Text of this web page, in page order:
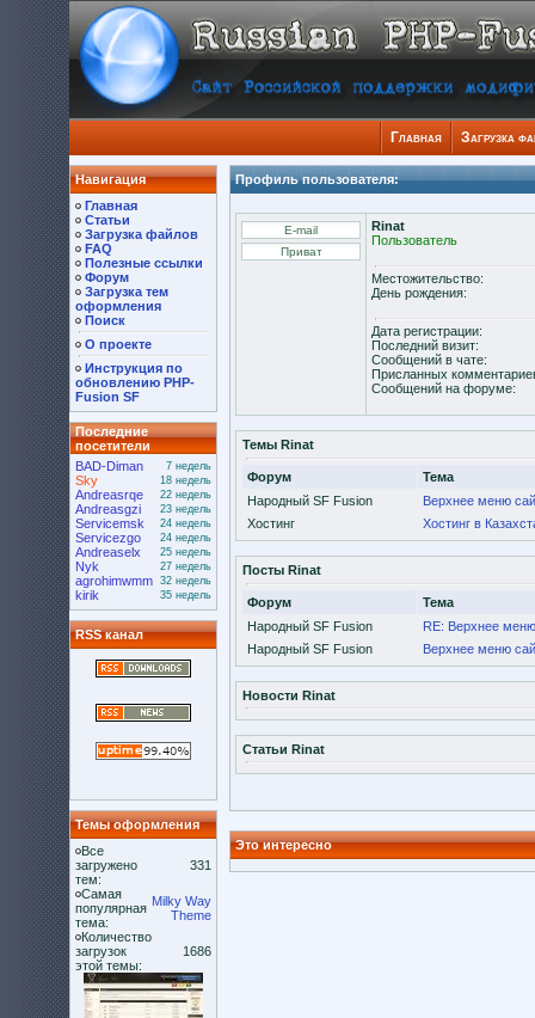
Главная Загрузка
Навигация
Главная
Статьи
Загрузка файлов
FAQ
Полезные ссылки
Форум
Загрузка тем
оформления
Поиск
О проекте
Инструкция по
обновлению PHP-
Fusion SF
Последние
посетители
BAD-Diman
7 недель
Sky 18 недель
Andreasrqe 22 недель
Andreasgzi 23 недель
Servicemsk 24 недель
Servicezgo 24 недель
Andreaselx 25 недель
Nyk 27 недель
agrohimwmm 32 недель
kirik 35 недель
RSS канал
Темы оформления
Все
загружено
тем:
331
Самая
популярная
тема:
Milky Way
Theme
Количество
загрузок
этой темы:
1686
Профиль пользователя:
Rinat
Пользователь
Местожительство:
День рождения:
Дата регистрации:
Последний визит:
Сообщений в чате:
Присланных
Сообщений на форуме:
Темы Rinat
Форум
Тема
Народный SF Fusion
Верхнее меню
Хостинг
Хостинг в
Посты Rinat
Форум
Тема
Народный SF Fusion
RE: Верхнее
Народный SF Fusion
Верхнее меню
Новости Rinat
Статьи Rinat
Это интересно